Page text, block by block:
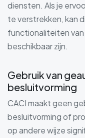
diensten. Als je
te verstrekken, kan
functionaliteiten
beschikbaar zijn.
Gebruik van
besluitvorming
CACI maakt geen
besluitvorming of
op andere wijze